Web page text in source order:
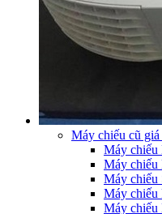
Máy chiếu cũ giá
Máy chiếu
Máy chiếu
Máy chiếu
Máy chiếu
Máy chiếu